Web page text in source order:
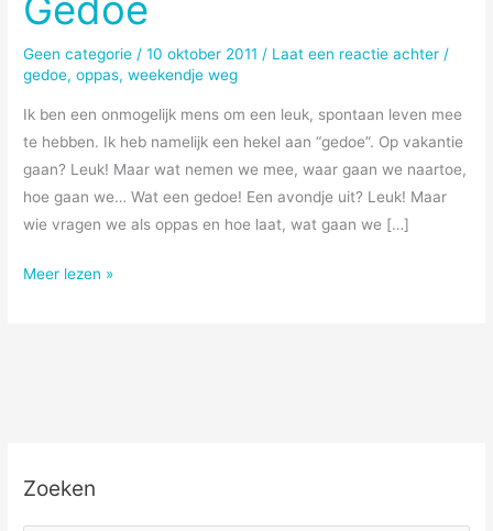
Geen categorie /10 oktober 2011 / Laat een reactie achter /
gedoe,oppas,weekendje weg
Ik ben een onmogelijk mens om een leuk, spontaan leven mee
te hebben. Ik heb namelijk een hekel aan “gedoe”. Op vakantie
gaan? Leuk! Maar wat nemen we mee, waar gaan we naartoe,
hoe gaan we… Wat een gedoe! Een avondje uit? Leuk! Maar
wie vragen we als oppas en hoe laat, wat gaan we […]
Gedoe
Meer lezen »
Zoeken